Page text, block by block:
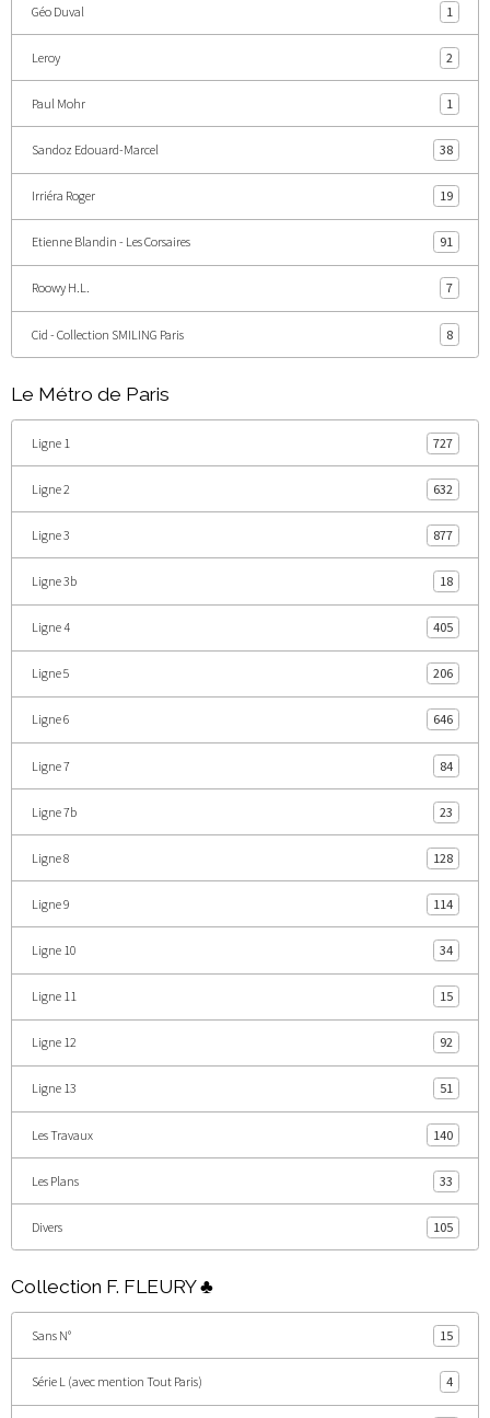
Géo Duval 1
Leroy 2
Paul Mohr 1
Sandoz Edouard-Marcel 38
Irriéra Roger 19
Etienne Blandin - Les Corsaires 91
Roowy H.L. 7
Cid - Collection SMILING Paris 8
Le Métro de Paris
Ligne 1 727
Ligne 2 632
Ligne 3 877
Ligne 3b 18
Ligne 4 405
Ligne 5 206
Ligne 6 646
Ligne 7 84
Ligne 7b 23
Ligne 8 128
Ligne 9 114
Ligne 10 34
Ligne 11 15
Ligne 12 92
Ligne 13 51
Les Travaux 140
Les Plans 33
Divers 105
Collection F. FLEURY ♣
Sans N° 15
Série L (avec mention Tout Paris) 4